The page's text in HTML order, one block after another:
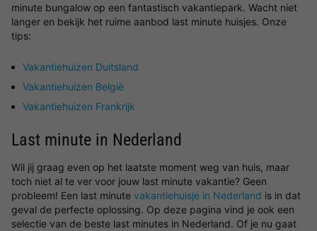
minute bungalow op een fantastisch vakantiepark. Wacht niet
langer en bekijk het ruime aanbod last minute huisjes. Onze
tips:
Vakantiehuizen Duitsland
Vakantiehuizen België
Vakantiehuizen Frankrijk
Last minute in Nederland
Wil jij graag even op het laatste moment weg van huis, maar
toch niet al te ver voor jouw last minute vakantie? Geen
probleem! Een last minute vakantiehuisje in Nederland is in dat
geval de perfecte oplossing. Op deze pagina vind je ook een
selectie van de beste last minutes in Nederland. Of je nu gaat